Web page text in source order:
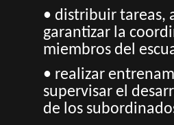
• distribuir tareas,
garantizar la
miembros del
• realizar
supervisar el
de los